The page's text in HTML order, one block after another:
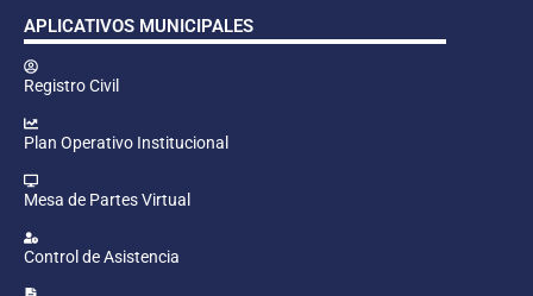
APLICATIVOS MUNICIPALES
Registro Civil
Plan Operativo Institucional
Mesa de Partes Virtual
Control de Asistencia